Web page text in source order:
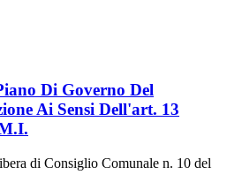
Di Governo Del
Ai Sensi Dell'art. 13
di Consiglio Comunale n. 10 del